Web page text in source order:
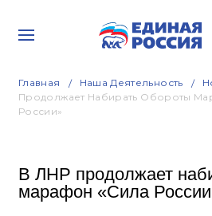
Главная Наша Деятельность
Продолжает Набирать Обороты
России»
В ЛНР продолжает
марафон «Сила